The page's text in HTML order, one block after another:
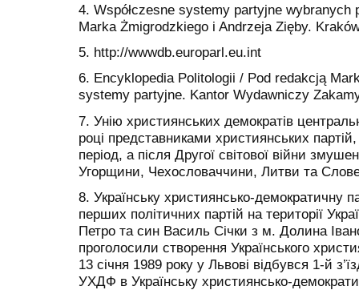
4. Współczesne systemy partyjne
Marka Żmigrodzkiego i Andrzeja Zięby. Kraków
5. http://wwwdb.europarl.eu.int
6. Encyklopedia Politologii / Pod redakcją
systemy partyjne. Kantor Wydawniczy
7. Унію християнських демократів
році представниками християнських
період, а після Другої світової війни
Угорщини, Чехословаччини, Литви та
8. Українську християнсько-демократичну
перших політичних партій на території
Петро та син Василь Січки з м. Долина
проголосили створення Українського
13 січня 1989 року у Львові відбувся 1-й
УХДФ в Українську християнсько-